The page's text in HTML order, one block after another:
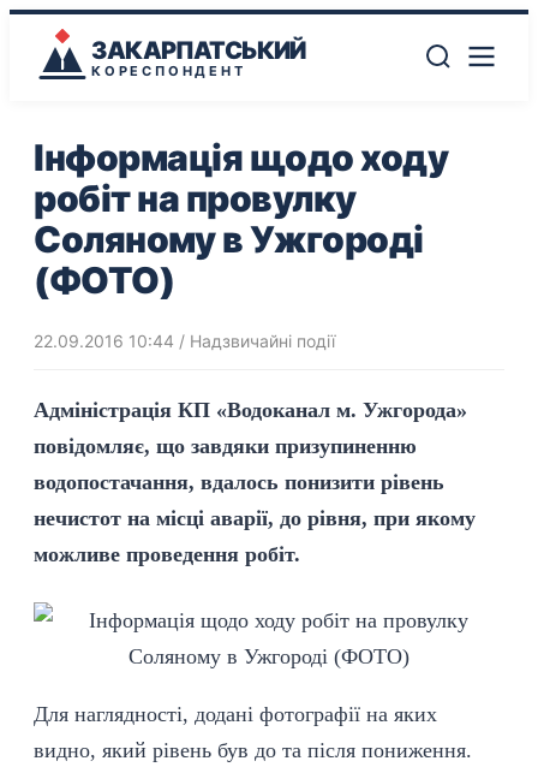
ЗАКАРПАТСЬКИЙ
КОРЕСПОНДЕНТ
Інформація щодо ходу
робіт на провулку
Соляному в Ужгороді
(ФОТО)
22.09.2016 10:44 / Надзвичайні події
Адміністрація КП «Водоканал м. Ужгорода»
повідомляє, що завдяки призупиненню
водопостачання, вдалось понизити рівень
нечистот на місці аварії, до рівня, при якому
можливе проведення робіт.
Для наглядності, додані фотографії на яких
видно, який рівень був до та після пониження.